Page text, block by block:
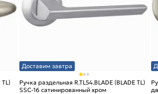
Доставим завтра
Ручка раздельная R.TL54.BLADE (BLADE TL)
SSC-16 сатинированный хром